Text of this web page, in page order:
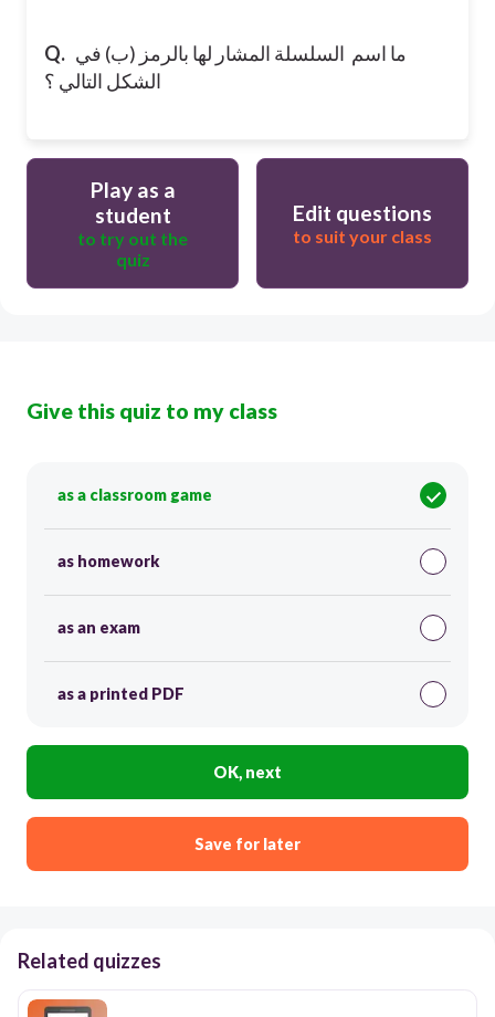
Q. ما اسم السلسلة المشار لها بالرمز (ب) في
الشكل التالي ؟
Play as a
student
to try out the
quiz
Edit questions
to suit your class
Give this quiz to my class
as a classroom game
as homework
as an exam
as a printed PDF
OK, next
Save for later
Related quizzes